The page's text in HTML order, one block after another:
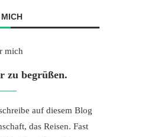
zu begrüßen.
auf diesem Blog
das Reisen. Fast